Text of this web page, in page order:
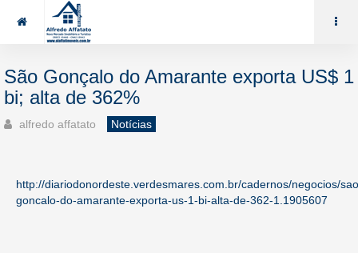
85 99969.7464
São Gonçalo do Amarante exporta US$ 1
bi; alta de 362%
alfredo affatato Notícias
http://diariodonordeste.verdesmares.com.br/cadernos/negocios/
goncalo-do-amarante-exporta-us-1-bi-alta-de-362-1.1905607